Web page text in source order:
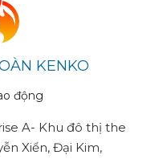
KENKO
động
A- Khu đô thị the
Xiển, Đại Kim,